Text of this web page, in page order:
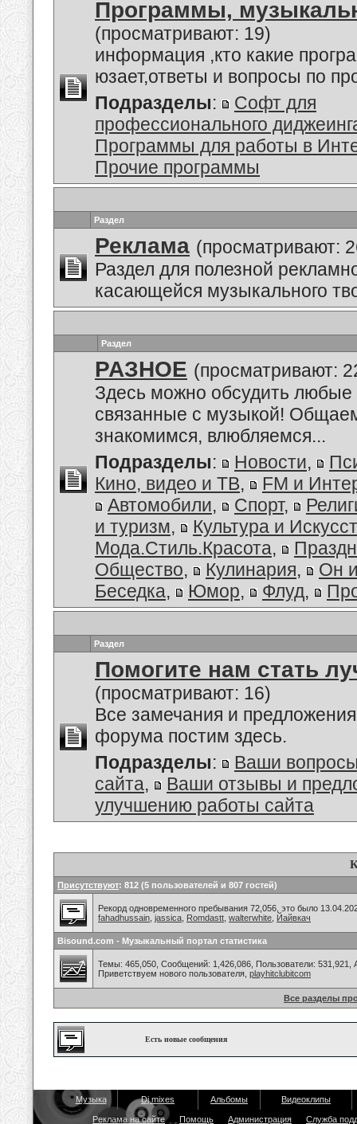
Программы,
(просматривают: 19)
информация ,кто какие
юзает,ответы и вопросы по
Подразделы:
Софт для
профессионального
Программы для работы в
Прочие программы
Раздел
Реклама (просматривают:
Раздел для полезной
касающейся музыкального
Раздел
РАЗНОЕ (просматривают:
Здесь можно обсудить
связанные с музыкой!
знакомимся, влюбляемся...
Подразделы: Новости,
Кино, видео и ТВ,
FM и
Автомобили, Спорт,
и туризм,
Культура и
Мода.Стиль.Красота,
Общество, Кулинария,
Он
Беседка, Юмор, Флуд,
Раздел
Помогите нам стать
(просматривают: 16)
Все замечания и
форума постим здесь.
Подразделы:
Ваши
сайта,
Ваши отзывы и
улучшению работы сайта
Присутствуют: 812 (5 пользователей и 807 гостей)
Рекорд одновременного пребывания 72,056, это было
fahadhussain jassica Romdastt walterwhite Йайвкач
Bisound.com - Музыкальный портал статистика
Темы: 465,050, Сообщений: 1,426,086, Пользователи: 531,921,
Приветствуем нового пользователя, playhitclubitcom
Все разделы
Есть новые сообщения
Музыка Dj mixes Альбомы Видеоклипы
Реклама на сайте Помощь Администрация Служба